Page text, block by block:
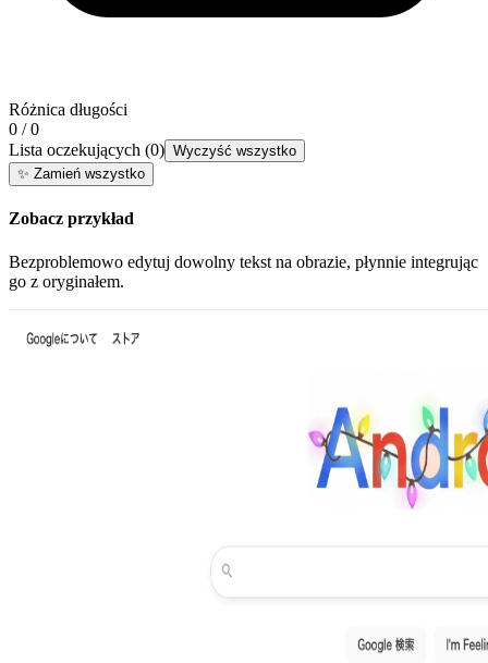
Różnica długości
0 / 0
Lista oczekujących (0) Wyczyść wszystko
✨ Zamień wszystko
Zobacz przykład
Bezproblemowo edytuj dowolny tekst na obrazie, płynnie integrując
go z oryginałem.